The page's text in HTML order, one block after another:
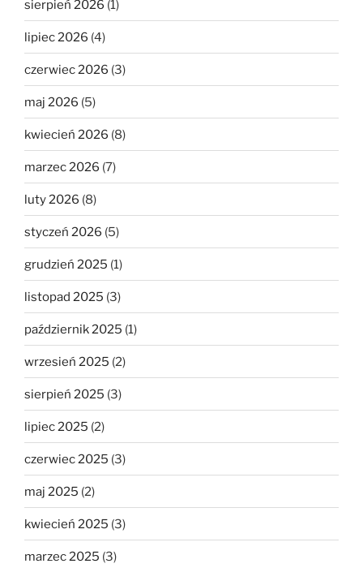
sierpień 2026 (1)
lipiec 2026 (4)
czerwiec 2026 (3)
maj 2026 (5)
kwiecień 2026 (8)
marzec 2026 (7)
luty 2026 (8)
styczeń 2026 (5)
grudzień 2025 (1)
listopad 2025 (3)
październik 2025 (1)
wrzesień 2025 (2)
sierpień 2025 (3)
lipiec 2025 (2)
czerwiec 2025 (3)
maj 2025 (2)
kwiecień 2025 (3)
marzec 2025 (3)